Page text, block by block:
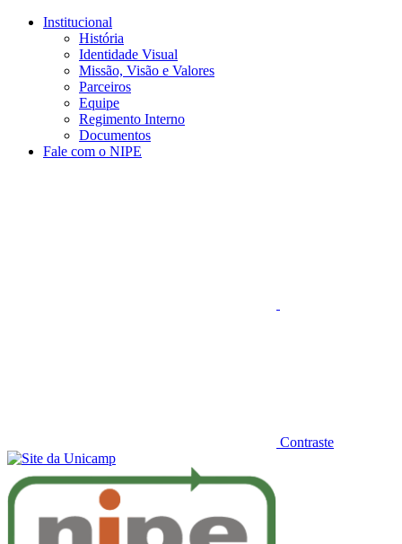
Conteúdo principal
Institucional
História
Identidade Visual
Missão, Visão e Valores
Parceiros
Equipe
Regimento Interno
Documentos
Fale com o NIPE
Contraste